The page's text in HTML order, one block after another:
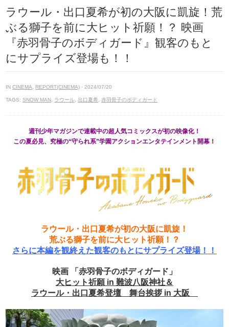
ラウール・出口夏希が初の大阪に凱旋！荒
ぶる獅子を前に大ヒット祈願！？ 映画
『赤羽骨子のボディガード』観客のもと
にサプライズ登場も！！
INCINEMA REPORT(CINEMA) · 2024/07/20
TAGS:SNOW MAN ラウール ,出口夏希 ,赤羽骨子のボディガード
週刊少年マガジンで連載中の超人気コミックスが初の映像化！
この夏必見、究極の“守られ系”学園アクションエンタテインメント開幕！
ラウール・出口夏希が初の大阪に凱旋！
荒ぶる獅子を前に大ヒット祈願！？
さらに本編を観終えた観客のもとにサプライズ登場！！
映画 「赤羽骨子のボディガード」
大ヒット祈願 in 難波八阪神社＆
ラウール・出口夏希登壇 舞台挨拶 in 大阪